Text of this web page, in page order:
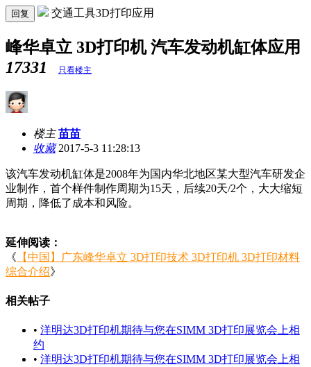
回复 交通工具3D打印应用
峰华卓立 3D打印机 汽车发动机缸体应用
17331
只看楼主
楼主 苗苗
收藏2017-5-3 11:28:13
该汽车发动机缸体是2008年为国内华北地区某大型汽车研发企
业制作，首个样件制作周期为15天，后续20天/2个，大大缩短
周期，降低了成本和风险。
延伸阅读：
《 【中国】广东峰华卓立 3D打印技术 3D打印机 3D打印材料
综合介绍》
相关帖子
• 洋明达3D打印机期待与您在SIMM 3D打印展览会上相
约
• 洋明达3D打印机期待与您在SIMM 3D打印展览会上相